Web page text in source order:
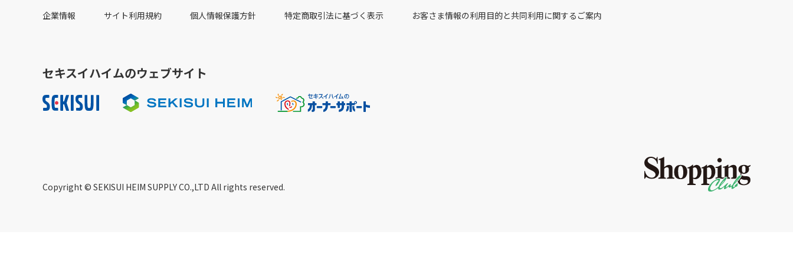
企業情報 サイト利用規約 個人情報保護方針 特定商取引法に基づく表示 お客さま情報の利用目的と共同利用に関するご案内
セキスイハイムのウェブサイト
Copyright © SEKISUI HEIM SUPPLY CO.,LTD All rights reserved.